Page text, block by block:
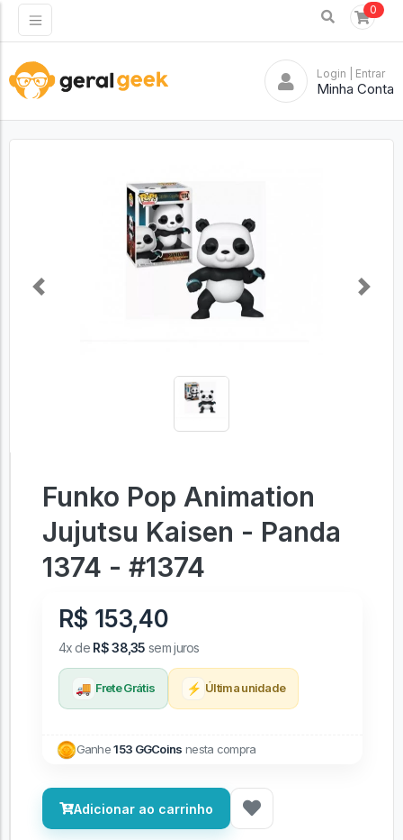
0
Login | Entrar
Minha Conta
Previous Next
Funko Pop Animation
Jujutsu Kaisen - Panda
1374 - #1374
R$ 153,40
4x de R$ 38,35 sem juros
🚚 Frete Grátis ⚡ Última unidade
Ganhe153 GGCoins nesta compra
Adicionar ao carrinho